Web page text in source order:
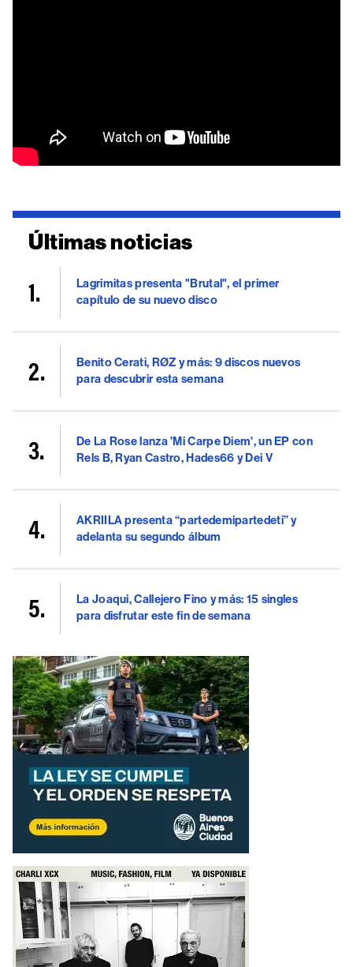
Últimas noticias
Lagrimitas presenta "Brutal", el primer
capítulo de su nuevo disco
Benito Cerati, RØZ y más: 9 discos nuevos
para descubrir esta semana
De La Rose lanza 'Mi Carpe Diem', un EP con
Rels B, Ryan Castro, Hades66 y Dei V
AKRIILA presenta “partedemipartedeti” y
adelanta su segundo álbum
La Joaqui, Callejero Fino y más: 15 singles
para disfrutar este fin de semana